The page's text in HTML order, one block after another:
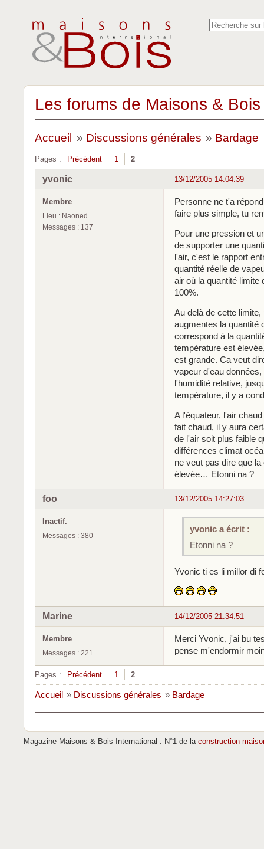
Les forums de Maisons &
Accueil » Discussions générales » Bardage
Pages : Précédent 1 2
13/12/2005 14:04:39
yvonic
Membre
Lieu : Naoned
Messages : 137
Personne ne t'a
faire plus simple, tu
Pour une pression et
de supporter une
l'air, c'est le rapport
quantité réelle de
air où la quantité limite
100%.
Au delà de cette
augmentes la quantité
correspond à la
température est
est grande. Ca veut
vapeur d'eau
l'humidité relative,
température, il y a
A l'équateur, l'air
fait chaud, il y aura
de l'air soit plus faible
différences climat
ne veut pas dire que
élevée… Etonni na ?
13/12/2005 14:27:03
foo
Inactif.
Messages : 380
yvonic a écrit :
Etonni na ?
Yvonic ti es li millor di
14/12/2005 21:34:51
Marine
Membre
Messages : 221
Merci Yvonic, j'ai bu
pense m'endormir
Pages : Précédent 1 2
Accueil » Discussions générales » Bardage
Magazine Maisons & Bois International : N°1 de la construction